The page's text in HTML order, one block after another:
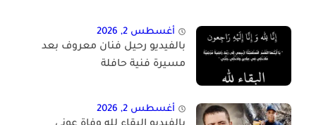
أغسطس 2, 2026
بالفيديو رحيل فنان معروف بعد
مسيرة فنية حافلة
أغسطس 2, 2026